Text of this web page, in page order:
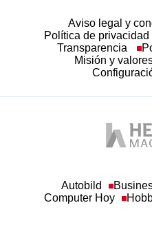
Aviso legal y
Política de privacidad
Transparencia
Misión y
Autobild
Computer Hoy